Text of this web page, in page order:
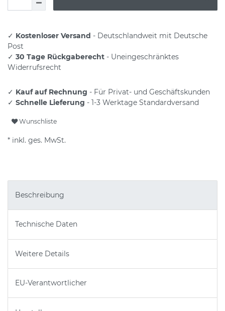
✓ Kostenloser Versand - Deutschlandweit mit Deutsche
Post
✓ 30 Tage Rückgaberecht - Uneingeschränktes
Widerrufsrecht
✓ Kauf auf Rechnung - Für Privat- und Geschäftskunden
✓ Schnelle Lieferung - 1-3 Werktage Standardversand
Wunschliste
* inkl. ges. MwSt.
Beschreibung
Technische Daten
Weitere Details
EU-Verantwortlicher